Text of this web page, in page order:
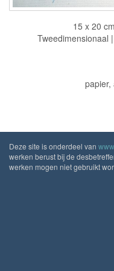
15 x 20
Tweedimensionaal
papier,
Deze site is onderdeel van
werken berust bij de
werken mogen niet gebruikt